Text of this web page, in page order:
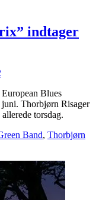
indtager
Blues
Thorbjørn Risager
torsdag.
Band, Thorbjørn